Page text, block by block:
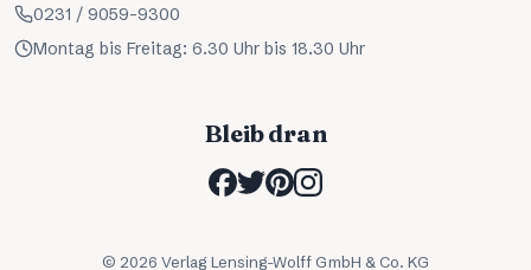
0231 / 9059-9300
Montag bis Freitag: 6.30 Uhr bis 18.30 Uhr
Bleib dran
© 2026 Verlag Lensing-Wolff GmbH & Co. KG